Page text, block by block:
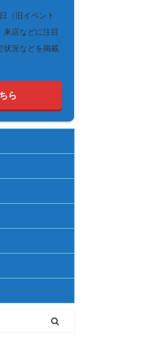
（旧イベント
来店などに注目
状況などを掲載
ら